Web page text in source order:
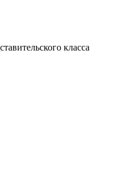
класса